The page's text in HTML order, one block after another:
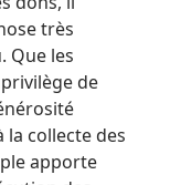
très
Que les
de
la collecte des
apporte